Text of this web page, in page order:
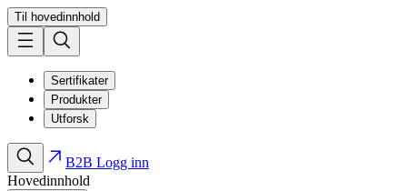
Til hovedinnhold
Sertifikater
Produkter
Utforsk
B2B Logg inn
Hovedinnhold